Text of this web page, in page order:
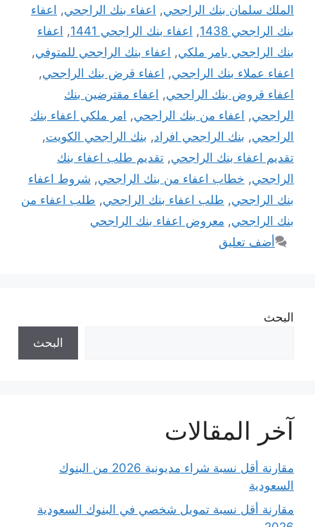
الملك سلمان بنك الراجحي, اعفاء بنك الراجحي, اعفاء
بنك الراجحي 1438
, اعفاء بنك الراجحي 1441 , اعفاء
بنك الراجحي بامر ملكي, اعفاء بنك الراجحي للمتوفي,
اعفاء عملاء بنك الراجحي, اعفاء قرض بنك الراجحي,
اعفاء قروض بنك الراجحي, اعفاء مقترضين بنك
الراجحي, اعفاء من بنك الراجحي, امر ملكي اعفاء بنك
الراجحي, بنك الراجحي افراد, بنك الراجحي الكويت,
تقديم اعفاء بنك الراجحي, تقديم طلب اعفاء بنك
الراجحي, خطاب اعفاء من بنك الراجحي, شروط اعفاء
بنك الراجحي, طلب اعفاء بنك الراجحي, طلب اعفاء من
بنك الراجحي, معروض اعفاء بنك الراجحي
أضف تعليق
البحث
البحث
آخر المقالات
مقارنة أقل نسبة شراء مديونية 2026 من البنوك
السعودية
مقارنة أقل نسبة تمويل شخصي في البنوك السعودية